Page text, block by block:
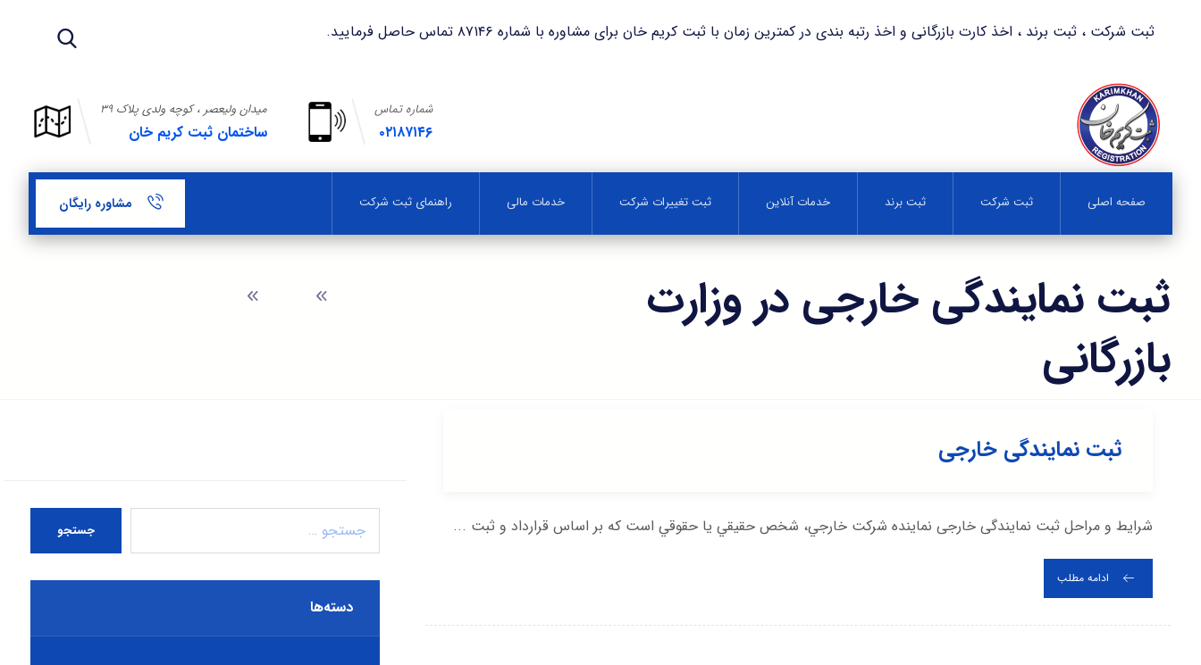
ثبت شرکت ، ثبت برند ، اخذ کارت بازرگانی و اخذ رتبه بندی در کمترین زمان با ثبت کریم خان برای مشاوره با شماره ۸۷۱۴۶ تماس حاصل فرمایید.
میدان ولیعصر ، کوچه ولدی پلاک ۳۹
ساختمان ثبت کریم خان
شماره تماس
۰۲۱۸۷۱۴۶
صفحه اصلی ثبت شرکت ثبت برند خدمات آنلاین ثبت تغییرات شرکت خدمات مالی راهنمای ثبت شرکت مشاوره رایگان
ثبت نمایندگی خارجی در وزارت
بازرگانی
ثبت نمایندگی خارجی
شرایط و مراحل ثبت نمایندگی خارجی نماينده شركت خارجي، شخص حقيقي يا حقوقي است كه بر اساس قرارداد و ثبت ...
ادامه مطلب
جستجو
دسته‌ها